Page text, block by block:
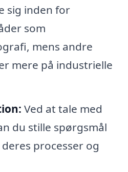
sig inden for
som
mens andre
mere på industrielle
Ved at tale med
du stille spørgsmål
processer og